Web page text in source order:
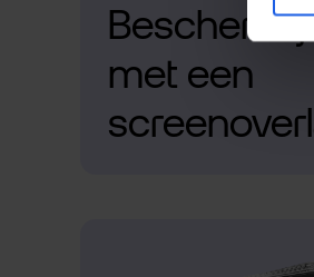
Bescherm
met een